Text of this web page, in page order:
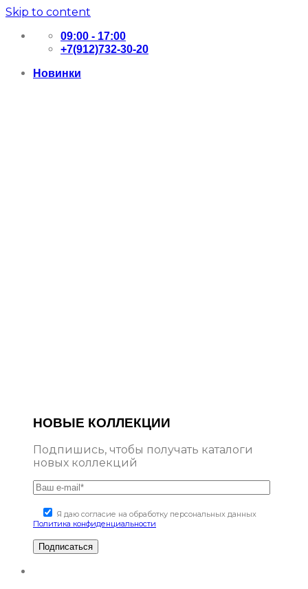
Skip to content
09:00 - 17:00
+7(912)732-30-20
Новинки
НОВЫЕ КОЛЛЕКЦИИ
Подпишись, чтобы получать каталоги
новых коллекций
Я даю согласие на обработку персональных данных
Политика конфиденциальности